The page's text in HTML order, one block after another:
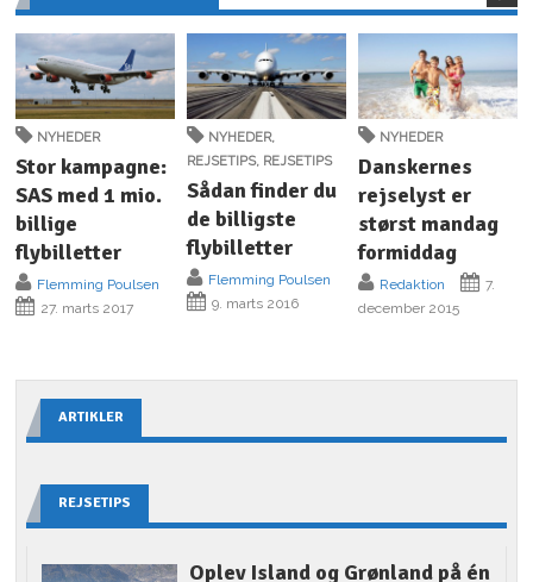
NYHEDER
Stor kampagne:
SAS med 1 mio.
billige
flybilletter
Flemming Poulsen
27. marts 2017
NYHEDER,
REJSETIPS, REJSETIPS
Sådan finder du
de billigste
flybilletter
Flemming Poulsen
9. marts 2016
NYHEDER
Danskernes
rejselyst er
størst mandag
formiddag
Redaktion
7.
december 2015
ARTIKLER
REJSETIPS
Oplev Island og Grønland på én